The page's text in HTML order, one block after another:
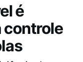
é
controle